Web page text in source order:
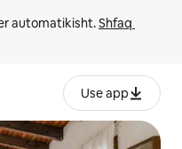
automatikisht. Shfaq
Use app